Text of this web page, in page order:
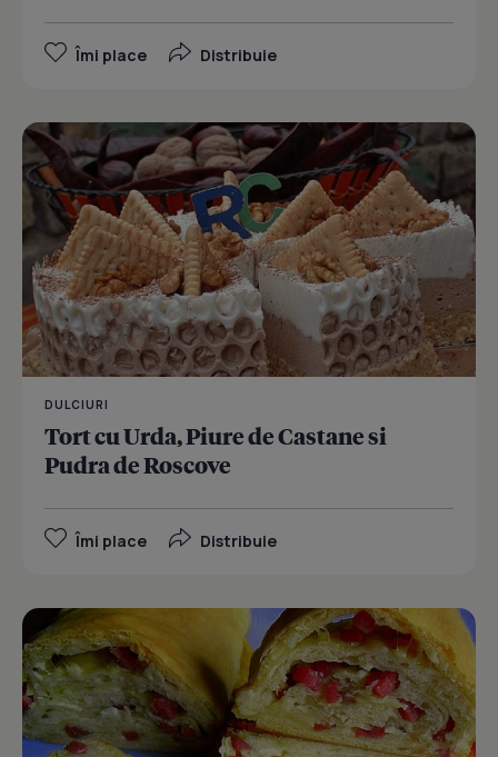
Îmi place Distribuie
DULCIURI
Tort cu Urda, Piure de Castane si
Pudra de Roscove
Îmi place Distribuie